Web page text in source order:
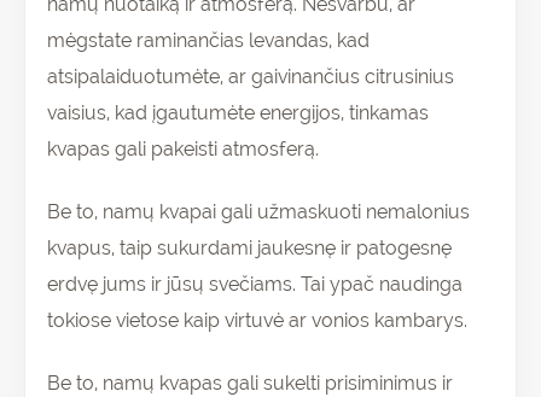
mėgstate raminančias levandas, kad
atsipalaiduotumėte, ar gaivinančius citrusinius
vaisius, kad įgautumėte energijos, tinkamas
kvapas gali pakeisti atmosferą.
Be to, namų kvapai gali užmaskuoti nemalonius
kvapus, taip sukurdami jaukesnę ir patogesnę
erdvę jums ir jūsų svečiams. Tai ypač naudinga
tokiose vietose kaip virtuvė ar vonios kambarys.
Be to, namų kvapas gali sukelti prisiminimus ir